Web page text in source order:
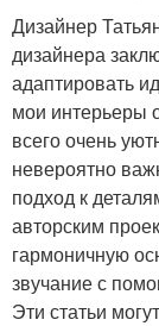
Дизайнер
дизайнера
адаптировать
мои интерьеры
всего очень
невероятно
подход к
авторским
гармоничную
звучание с
Эти статьи